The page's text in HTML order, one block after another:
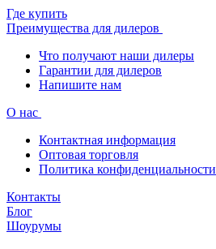
Где купить
Преимущества для дилеров
Что получают наши дилеры
Гарантии для дилеров
Напишите нам
О нас
Контактная информация
Оптовая торговля
Политика конфиденциальности
Контакты
Блог
Шоурумы